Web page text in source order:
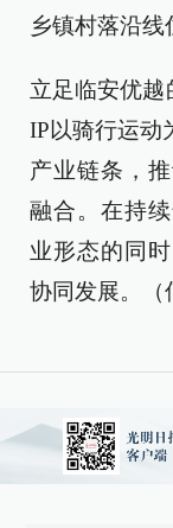
乡镇村落沿线
立足临安优越
IP以骑行运动
产业链条，
融合。在持
业形态的同
协同发展。（